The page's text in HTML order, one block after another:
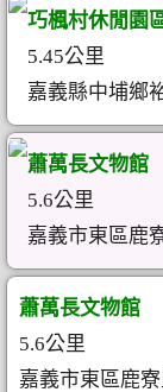
巧楓村休閒園
5.45公里
嘉義縣中埔鄉
蕭萬長文物館
5.6公里
嘉義市東區鹿
蕭萬長文物館
5.6公里
嘉義市東區鹿